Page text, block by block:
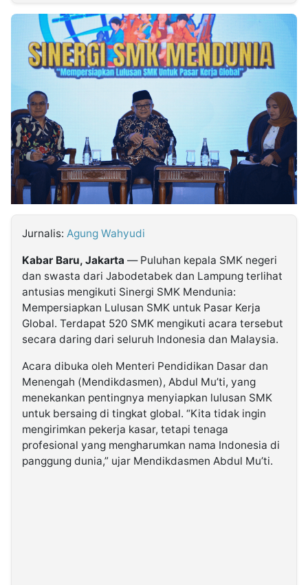
INDONESIA
Partner
Insight
NTB
Suara
Time
Lens
IDN
Daily
Jogja
Jalan
Rakyat
Idealita
News
Notice
Dinamikapost.com
Radar
Baru
Seedbacklink
Follow
Kabarbaru
2026
Kabarbaru
Holding
Jurnalis: Agung Wahyudi
Kabar Baru, Jakarta — Puluhan kepala SMK negeri
dan swasta dari Jabodetabek dan Lampung terlihat
antusias mengikuti Sinergi SMK Mendunia:
Mempersiapkan Lulusan SMK untuk Pasar Kerja
Global. Terdapat 520 SMK mengikuti acara tersebut
secara daring dari seluruh Indonesia dan Malaysia.
Acara dibuka oleh Menteri Pendidikan Dasar dan
Menengah (Mendikdasmen), Abdul Mu’ti, yang
menekankan pentingnya menyiapkan lulusan SMK
untuk bersaing di tingkat global. “Kita tidak ingin
mengirimkan pekerja kasar, tetapi tenaga
profesional yang mengharumkan nama Indonesia di
panggung dunia,” ujar Mendikdasmen Abdul Mu’ti.